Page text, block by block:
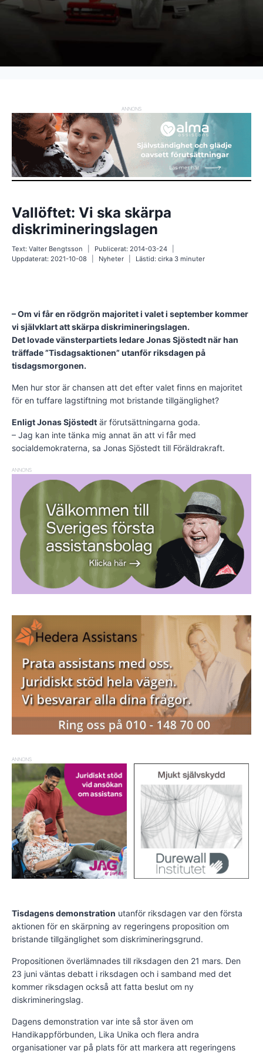
ANNONS
Vallöftet: Vi ska skärpa
diskrimineringslagen
Text: Valter Bengtsson Publicerat: 2014-03-24
Uppdaterat: 2021-10-08 Nyheter Lästid: cirka 3minuter
– Om vi får en rödgrön majoritet i valet i september kommer
vi självklart att skärpa diskrimineringslagen.
Det lovade vänsterpartiets ledare Jonas Sjöstedt när han
träffade ”Tisdagsaktionen” utanför riksdagen på
tisdagsmorgonen.
Men hur stor är chansen att det efter valet finns en majoritet
för en tuffare lagstiftning mot bristande tillgänglighet?
Enligt Jonas Sjöstedt är förutsättningarna goda.
– Jag kan inte tänka mig annat än att vi får med
socialdemokraterna, sa Jonas Sjöstedt till Föräldrakraft.
ANNONS
ANNONS
Tisdagens demonstration utanför riksdagen var den första
aktionen för en skärpning av regeringens proposition om
bristande tillgänglighet som diskrimineringsgrund.
Propositionen överlämnades till riksdagen den 21 mars. Den
23 juni väntas debatt i riksdagen och i samband med det
kommer riksdagen också att fatta beslut om ny
diskrimineringslag.
Dagens demonstration var inte så stor även om
Handikappförbunden, Lika Unika och flera andra
organisationer var på plats för att markera att regeringens